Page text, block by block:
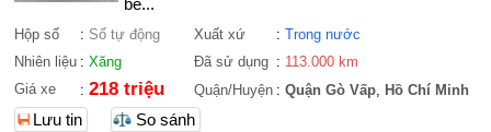
bê...
Hộp số : Số tự động Xuất xứ : Trong nước
Nhiên liệu : Xăng Đã sử dụng : 113.000 km
Giá xe
: 218 triệu Quận/Huyện : Quận Gò Vấp, Hồ Chí Minh
Lưu tin
So sánh